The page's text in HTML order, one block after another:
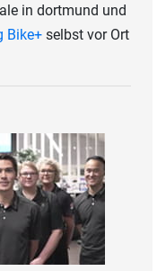
in dortmund und
Bike+ selbst vor Ort